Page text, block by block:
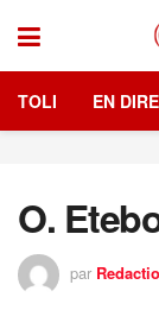
TOLI EN
O.
par